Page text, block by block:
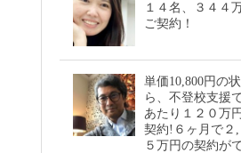
１４名、３４４
ご契約！
単価10,800円の
ら、不登校支援
あたり１２０万
契約!６ヶ月で２,
５万円の契約が